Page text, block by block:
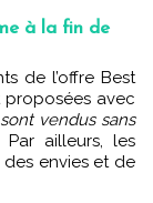
à la fin de
proposées avec
vendus sans
Par ailleurs, les
envies et de